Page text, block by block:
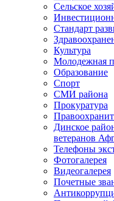
Сельское
Стандарт
Культура
Молодежная
Образование
Спорт
СМИ района
Прокуратура
Динское
ветеранов
Телефоны
Фотогалерея
Видеогалерея
Почетные